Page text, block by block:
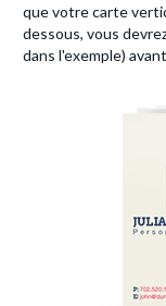
que votre carte
dessous, vous
dans l'exemple)